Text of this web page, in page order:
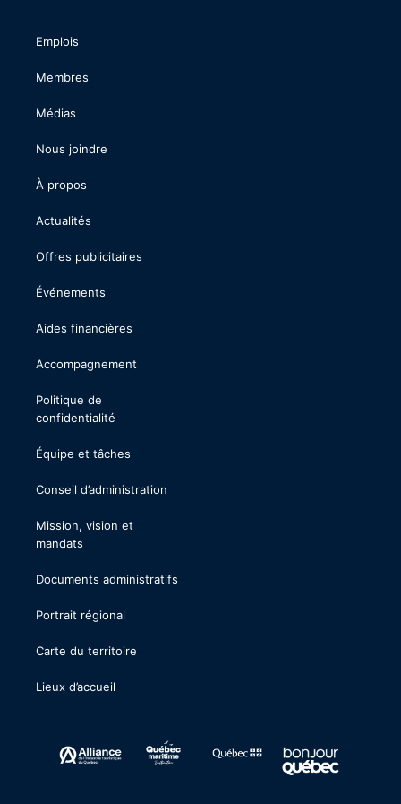
Emplois
Membres
Médias
Nous joindre
À propos
Actualités
Offres publicitaires
Événements
Aides financières
Accompagnement
Politique de
confidentialité
Équipe et tâches
Conseil d’administration
Mission, vision et
mandats
Documents administratifs
Portrait régional
Carte du territoire
Lieux d’accueil